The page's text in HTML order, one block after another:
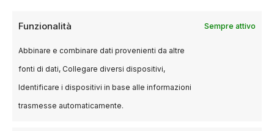
Funzionalità Sempre attivo
Abbinare e combinare dati provenienti da altre
fonti di dati, Collegare diversi dispositivi,
Identificare i dispositivi in base alle informazioni
trasmesse automaticamente.
guida completa 2025
22 MAGGIO 2025 ANDREA SALA
corso del 2025, Milano continua a distinguersi